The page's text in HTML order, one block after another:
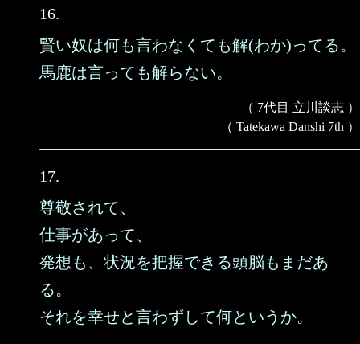
16.
賢い奴は何も言わなくても解(わか)ってる。
馬鹿は言っても解らない。
（ 7代目 立川談志 ）
（ Tatekawa Danshi 7th ）
17.
尊敬されて、
仕事があって、
発想も、状況を把握できる頭脳もまだあ
る。
それを幸せと言わずして何というか。